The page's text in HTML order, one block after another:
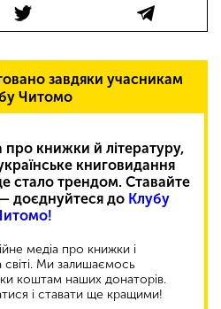
завдяки учасникам
Читомо
книжки й літературу,
книговидання
стало трендом. Ставайте
доєднуйтеся до Клубу
медіа про книжки і
світі. Ми залишаємось
коштам наших донаторів.
і ставати ще кращими!